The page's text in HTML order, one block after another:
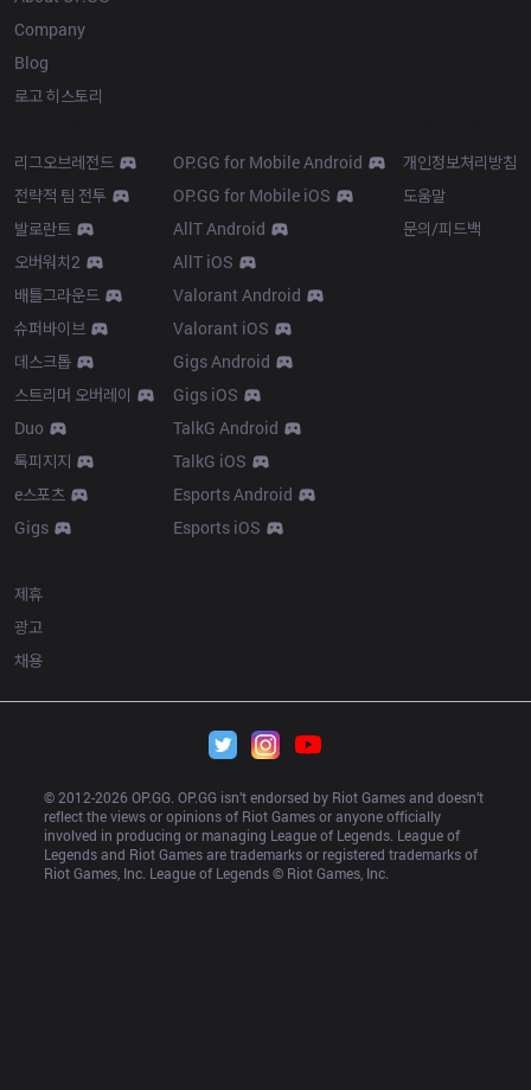
Company
Blog
로고 히스토리
리그오브레전드
전략적 팀 전투
발로란트
오버워치2
배틀그라운드
슈퍼바이브
데스크톱
스트리머 오버레이
Duo
톡피지지
e스포츠
Gigs
OP.GG for Mobile Android
OP.GG for Mobile iOS
AllT Android
AllT iOS
Valorant Android
Valorant iOS
Gigs Android
Gigs iOS
TalkG Android
TalkG iOS
Esports Android
Esports iOS
개인정보처리방침
도움말
문의/피드백
제휴
광고
채용
© 2012-2026 OP.GG. OP.GG isn’t endorsed by Riot Games and doesn’t
reflect the views or opinions of Riot Games or anyone officially
involved in producing or managing League of Legends. League of
Legends and Riot Games are trademarks or registered trademarks of
Riot Games, Inc. League of Legends © Riot Games, Inc.